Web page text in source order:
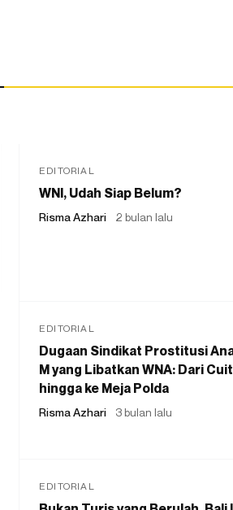
EDITORIAL
WNI, Udah Siap Belum?
Risma Azhari 2 bulan lalu
EDITORIAL
Dugaan Sindikat Prostitusi
M yang Libatkan WNA: Dari
hingga ke Meja Polda
Risma Azhari 3 bulan lalu
EDITORIAL